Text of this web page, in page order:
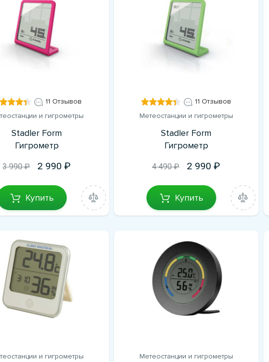
11 Отзывов
и гигрометры
Stadler Form
Гигрометр
3 990 ₽ 2 990
Купить
11 Отзывов
Метеостанции и гигрометры
Stadler Form
Гигрометр
4 490 ₽ 2 990
Купить
и гигрометры Метеостанции и гигрометры